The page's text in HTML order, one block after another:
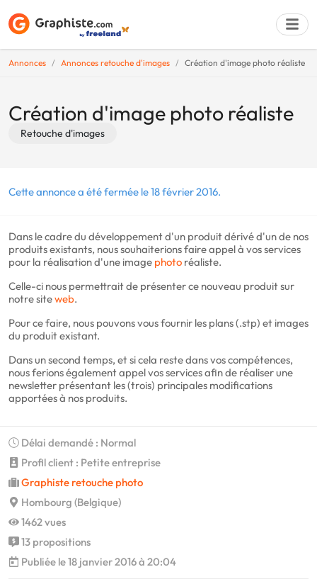
Annonces Annonces retouche d'images Création d'image photo réaliste
Création d'image photo réaliste
Retouche d'images
Cette annonce a été fermée le 18 février 2016.
Dans le cadre du développement d'un produit dérivé d'un de nos
produits existants, nous souhaiterions faire appel à vos services
pour la réalisation d'une image photo réaliste.
Celle-ci nous permettrait de présenter ce nouveau produit sur
notre siteweb.
Pour ce faire, nous pouvons vous fournir les plans (.stp) et images
du produit existant.
Dans un second temps, et si cela reste dans vos compétences,
nous ferions également appel vos services afin de réaliser une
newsletter présentant les (trois) principales modifications
apportées à nos produits.
Délai demandé : Normal
Profil client : Petite entreprise
Graphiste retouche photo
Hombourg (Belgique)
1462 vues
13 propositions
Publiée le 18 janvier 2016 à 20:04